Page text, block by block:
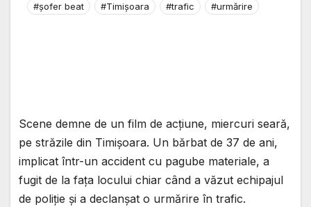
#șofer beat
#Timișoara #trafic #urmărire
Scene demne de un film de acțiune, miercuri seară,
pe străzile din Timișoara. Un bărbat de 37 de ani,
implicat într-un accident cu pagube materiale, a
fugit de la fața locului chiar când a văzut echipajul
de poliție și a declanșat o urmărire în trafic.